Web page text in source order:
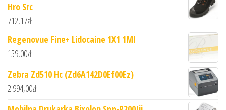
Hro Src
712,17zł
Regenovue Fine+ Lidocaine 1X1 1Ml
159,00zł
Zebra Zd510 Hc (Zd6A142D0Ef00Ez)
2 994,00zł